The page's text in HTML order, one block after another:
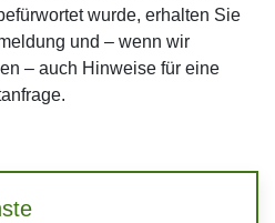
wurde, erhalten Sie
und – wenn wir
– auch Hinweise für eine